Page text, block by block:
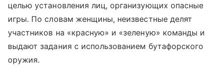
целью установления лиц, организующих опасные
игры. По словам женщины, неизвестные делят
участников на «красную» и «зеленую» команды и
выдают задания с использованием бутафорского
оружия.